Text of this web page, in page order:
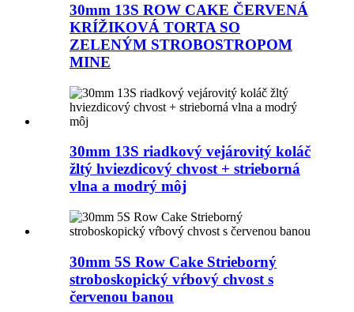
30mm 13S ROW CAKE ČERVENÁ
KRÍŽIKOVÁ TORTA SO
ZELENÝM STROBOSTROPOM
MINE
30mm 13S riadkový vejárovitý koláč
žltý hviezdicový chvost + strieborná
vlna a modrý môj
30mm 5S Row Cake Strieborný
stroboskopický vŕbový chvost s
červenou banou